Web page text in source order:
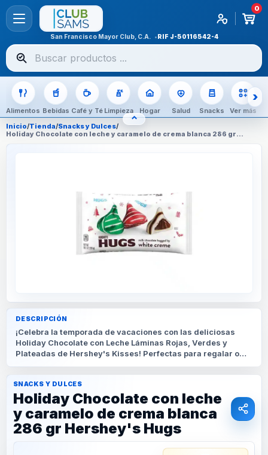
0
San Francisco Mayor Club, C.A. RIF J-50116542-4
Buscar
productos
Alimentos Bebidas Café y Té Limpieza Hogar Salud Snacks Ver más
⌃OCULTAR CATEGORÍAS
Inicio/Tienda/Snacks y Dulces/
Holiday Chocolate con leche y caramelo de crema blanca 286 gr
DESCRIPCIÓN
¡Celebra la temporada de vacaciones con las deliciosas
Holiday Chocolate con Leche Láminas Rojas, Verdes y
Plateadas de Hershey's Kisses! Perfectas para regalar o
SNACKS Y DULCES
Holiday Chocolate con leche
y caramelo de crema blanca
286 gr Hershey's Hugs